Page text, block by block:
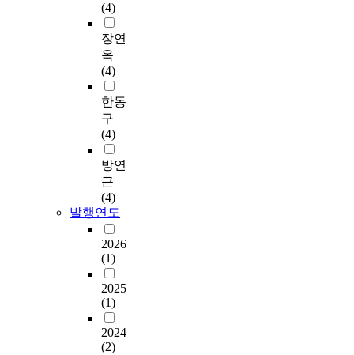
(4)
장연
옥
(4)
한동
구
(4)
방연
근
(4)
발행연도
2026
(1)
2025
(1)
2024
(2)